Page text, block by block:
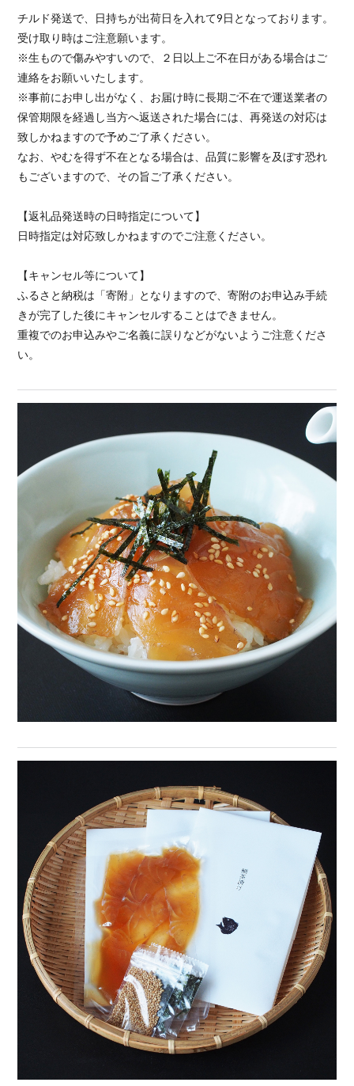
チルド発送で、日持ちが出荷日を入れて9日となっております。
受け取り時はご注意願います。
※生もので傷みやすいので、２日以上ご不在日がある場合はご
連絡をお願いいたします。
※事前にお申し出がなく、お届け時に長期ご不在で運送業者の
保管期限を経過し当方へ返送された場合には、再発送の対応は
致しかねますので予めご了承ください。
なお、やむを得ず不在となる場合は、品質に影響を及ぼす恐れ
もございますので、その旨ご了承ください。
【返礼品発送時の日時指定について】
日時指定は対応致しかねますのでご注意ください。
【キャンセル等について】
ふるさと納税は「寄附」となりますので、寄附のお申込み手続
きが完了した後にキャンセルすることはできません。
重複でのお申込みやご名義に誤りなどがないようご注意くださ
い。